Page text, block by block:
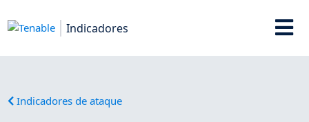
Indicadores
Indicadores de ataque